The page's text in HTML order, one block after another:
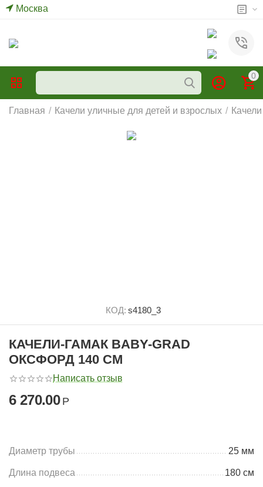
Москва
0
Главная / Качели уличные для детей и взрослых /
КОД: s4180_3
КАЧЕЛИ-ГАМАК BABY-GRAD
ОКСФОРД 140 СМ
Написать отзыв
6 270.00 Р
Диаметр трубы 25 мм
Длина подвеса 180 см